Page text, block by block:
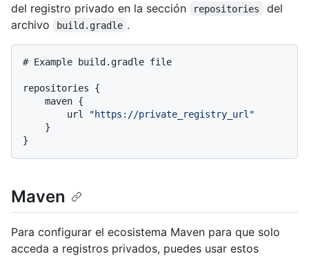
del registro privado en la sección
repositories
del
archivo
build.gradle .
# Example build.gradle file
repositories {
        url
"https://private_registry_url"
Maven
Para configurar el ecosistema Maven para que solo
acceda a registros privados, puedes usar estos